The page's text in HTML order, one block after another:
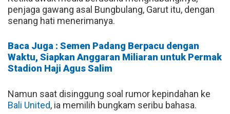
penjaga gawang asal Bungbulang, Garut itu, dengan
senang hati menerimanya.
Baca Juga : Semen Padang Berpacu dengan
Waktu, Siapkan Anggaran Miliaran untuk Permak
Stadion Haji Agus Salim
Namun saat disinggung soal rumor kepindahan ke
Bali United, ia memilih bungkam seribu bahasa.